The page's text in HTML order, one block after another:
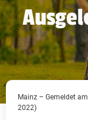
Mainz – Gemeldet
2022)